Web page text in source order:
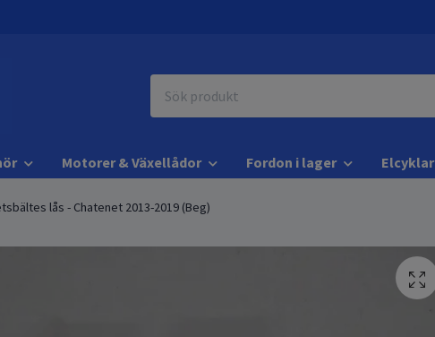
Motorer & Växellådor Fordon i lager Elcyklar
lås - Chatenet 2013-2019 (Beg)